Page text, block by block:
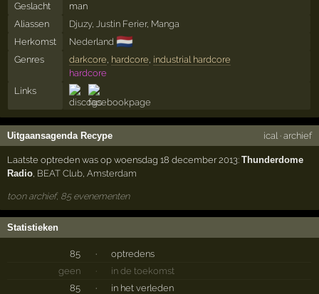
Geslacht
man
Aliassen
Djuzy, Justin Ferier, Manga
Herkomst
Nederland 🇳🇱
Genres darkcore, hardcore, industrial hardcore
hardcore
Links
Uitgaansagenda Recype ical · archief
Laatste optreden was op woensdag 18 december 2013:Thunderdome
Radio BEAT Club ,Amsterdam
toon archief, 85 evenementen
Statistieken
85 ·
optredens
geen
·
in de toekomst
85
·
in het verleden